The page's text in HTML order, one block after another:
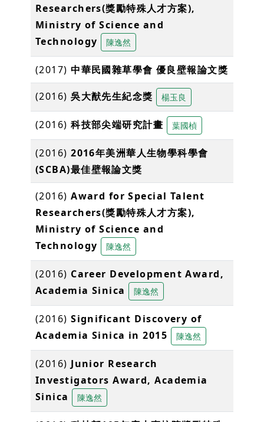
Researchers(獎勵特殊人才方案),
Ministry of Science and
Technology
陳逸然
(2017)中華民國雜草學會 優良壁報論文獎
(2016)吳大猷先生紀念獎 楊玉良
(2016)科技部尖端研究計畫 葉國楨
(2016)2016年美洲華人生物學科學會
(SCBA)最佳壁報論文獎
(2016)Award for Special Talent
Researchers(獎勵特殊人才方案),
Ministry of Science and
Technology
陳逸然
(2016) Career Development Award,
Academia Sinica
陳逸然
(2016)Significant Discovery of
Academia Sinica in 2015
陳逸然
(2016) Junior Research
Investigators Award, Academia
Sinica
陳逸然